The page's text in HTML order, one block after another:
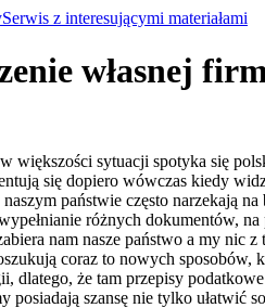
Serwis z interesującymi materiałami
własnej
większości sytuacji spotyka się
się dopiero wówczas kiedy
państwie często narzekają
różnych dokumentów,
nam nasze państwo a my nic
coraz to nowych sposobów,
dlatego, że tam przepisy
posiadają szansę nie tylko ułatwić